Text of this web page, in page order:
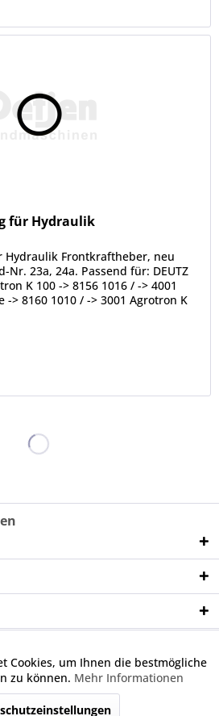
für Hydraulik
Frontkraftheber, neu
23a, 24a. Passend für: DEUTZ
K 100 -> 8156 1016 / -> 4001
-> 8160 1010 / -> 3001 Agrotron K
um keine Originalteile. Die
Aktiv
Inaktiv
Cookies, um Ihnen die bestmögliche
zu können. Mehr Informationen